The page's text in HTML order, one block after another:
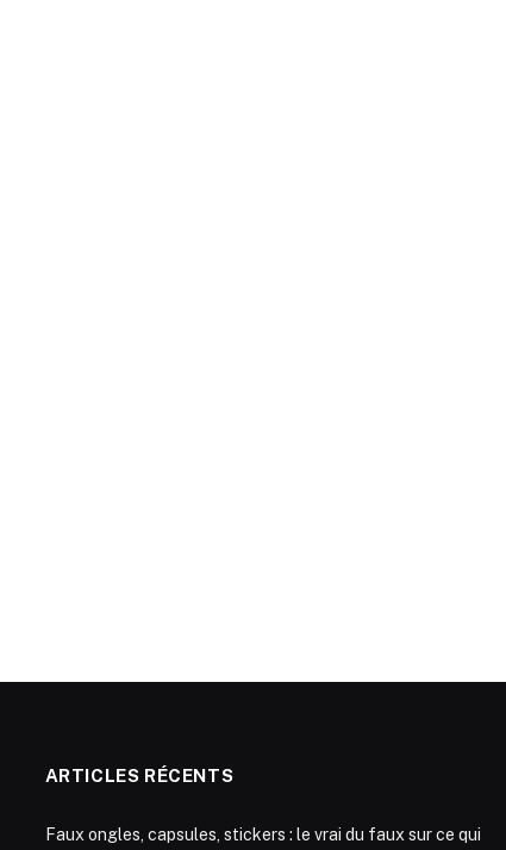
ARTICLES RÉCENTS
Faux ongles, capsules, stickers : le vrai du faux sur ce qui